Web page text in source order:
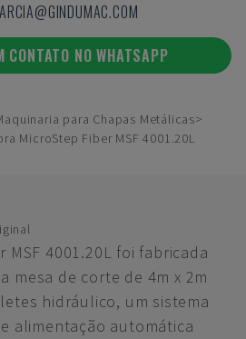
CONTATO NO WHATSAPP
para Chapas Metálicas
MicroStep Fiber MSF 4001.20L
MSF 4001.20L foi fabricada
mesa de corte de 4m x 2m
hidráulico, um sistema
alimentação automática